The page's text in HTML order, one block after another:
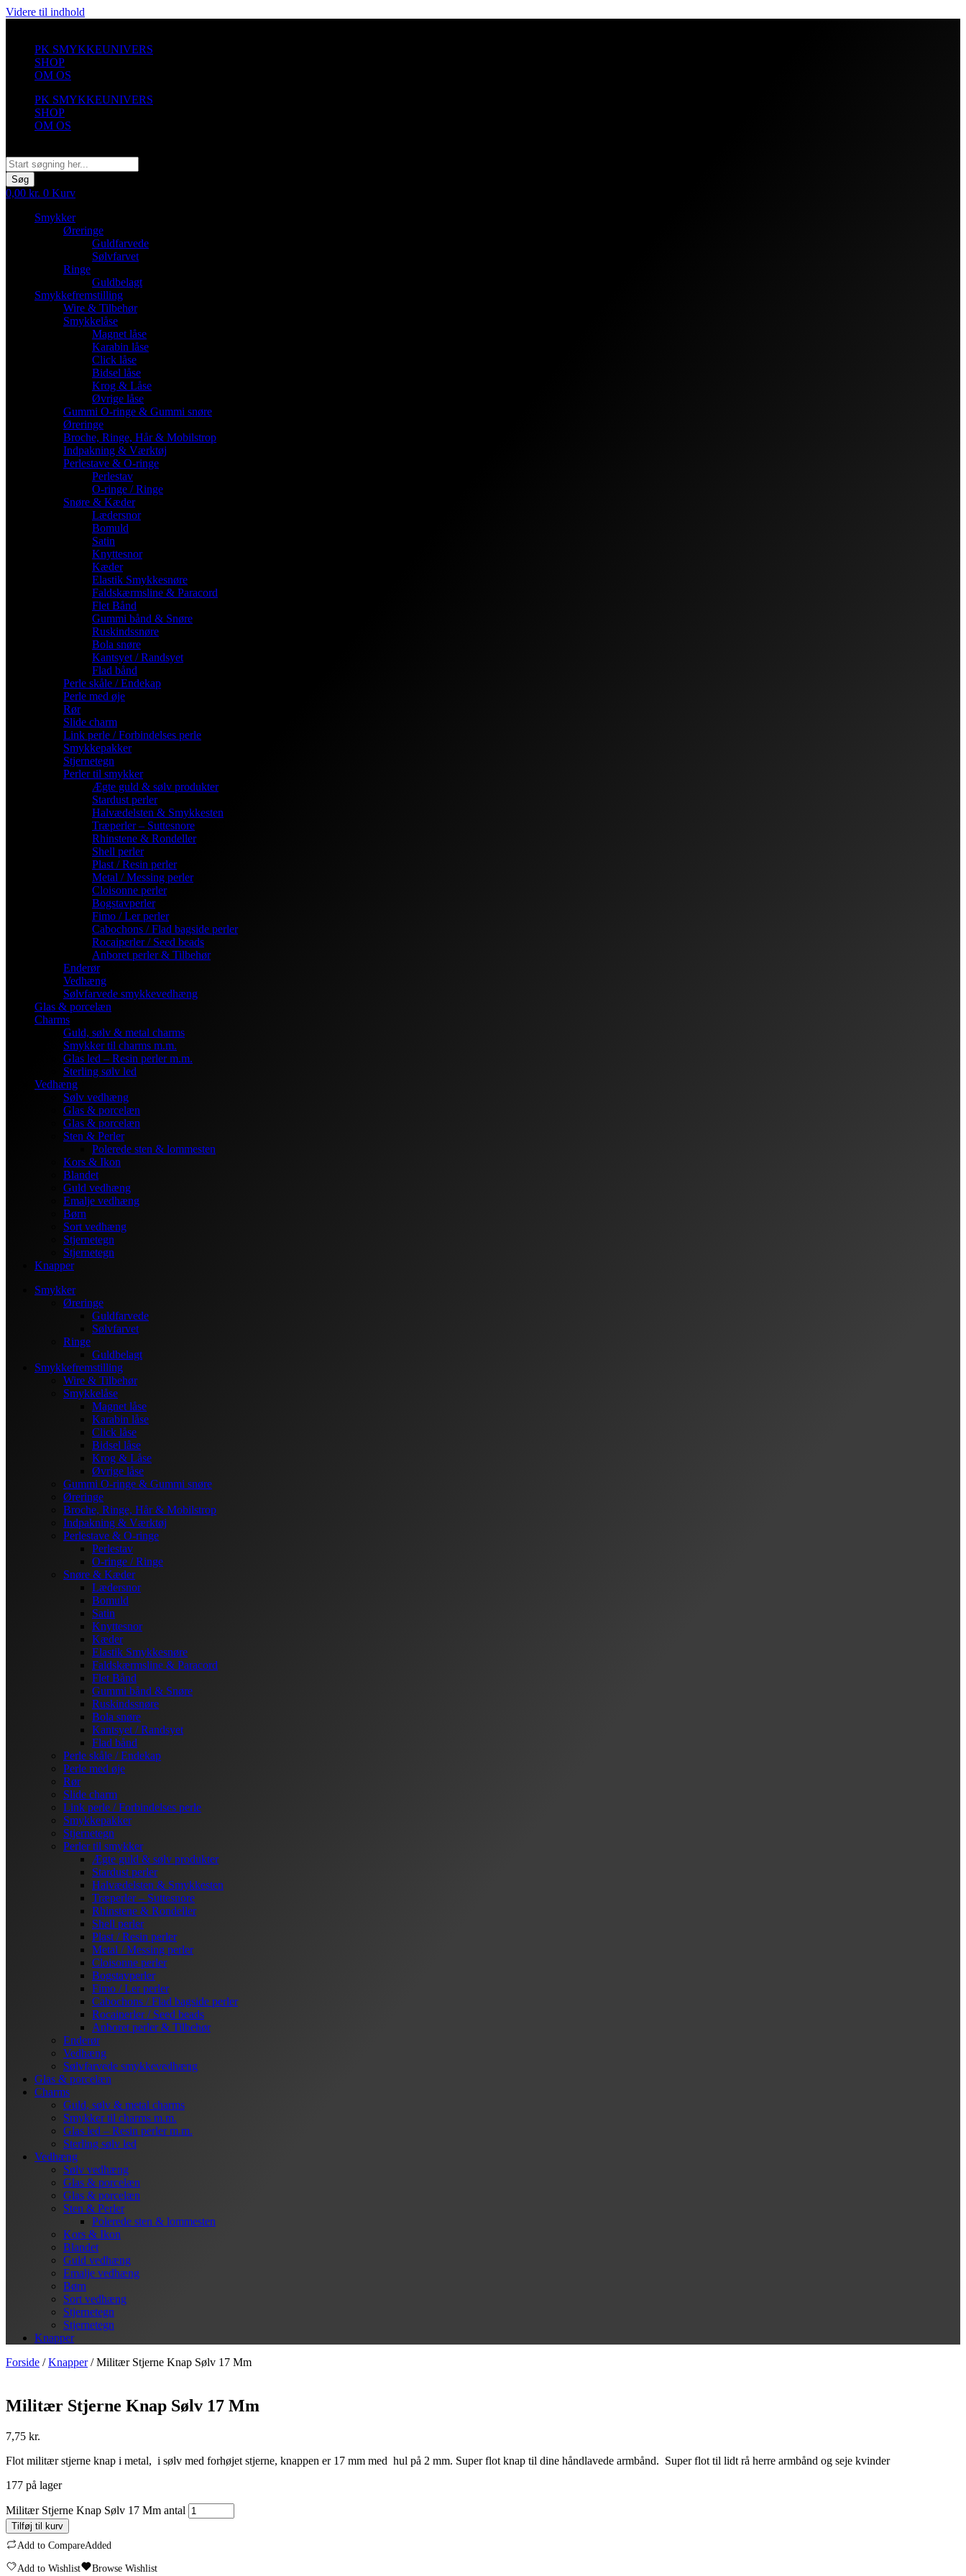
Videre til indhold
PK SMYKKEUNIVERS
SHOP
OM OS
PK SMYKKEUNIVERS
SHOP
OM OS
Søg
0,00 kr. 0 Kurv
Smykker
Øreringe
Guldfarvede
Sølvfarvet
Ringe
Guldbelagt
Smykkefremstilling
Wire & Tilbehør
Smykkelåse
Magnet låse
Karabin låse
Click låse
Bidsel låse
Krog & Låse
Øvrige låse
Gummi O-ringe & Gummi snøre
Øreringe
Broche, Ringe, Hår & Mobilstrop
Indpakning & Værktøj
Perlestave & O-ringe
Perlestav
O-ringe / Ringe
Snøre & Kæder
Lædersnor
Bomuld
Satin
Knyttesnor
Kæder
Elastik Smykkesnøre
Faldskærmsline & Paracord
Flet Bånd
Gummi bånd & Snøre
Ruskindssnøre
Bola snøre
Kantsyet / Randsyet
Flad bånd
Perle skåle / Endekap
Perle med øje
Rør
Slide charm
Link perle / Forbindelses perle
Smykkepakker
Stjernetegn
Perler til smykker
Ægte guld & sølv produkter
Stardust perler
Halvædelsten & Smykkesten
Træperler – Suttesnore
Rhinstene & Rondeller
Shell perler
Plast / Resin perler
Metal / Messing perler
Cloisonne perler
Bogstavperler
Fimo / Ler perler
Cabochons / Flad bagside perler
Rocaiperler / Seed beads
Anboret perler & Tilbehør
Enderør
Vedhæng
Sølvfarvede smykkevedhæng
Glas & porcelæn
Charms
Guld, sølv & metal charms
Smykker til charms m.m.
Glas led – Resin perler m.m.
Sterling sølv led
Vedhæng
Sølv vedhæng
Glas & porcelæn
Glas & porcelæn
Sten & Perler
Polerede sten & lommesten
Kors & Ikon
Blandet
Guld vedhæng
Emalje vedhæng
Børn
Sort vedhæng
Stjernetegn
Stjernetegn
Knapper
Smykker
Øreringe
Guldfarvede
Sølvfarvet
Ringe
Guldbelagt
Smykkefremstilling
Wire & Tilbehør
Smykkelåse
Magnet låse
Karabin låse
Click låse
Bidsel låse
Krog & Låse
Øvrige låse
Gummi O-ringe & Gummi snøre
Øreringe
Broche, Ringe, Hår & Mobilstrop
Indpakning & Værktøj
Perlestave & O-ringe
Perlestav
O-ringe / Ringe
Snøre & Kæder
Lædersnor
Bomuld
Satin
Knyttesnor
Kæder
Elastik Smykkesnøre
Faldskærmsline & Paracord
Flet Bånd
Gummi bånd & Snøre
Ruskindssnøre
Bola snøre
Kantsyet / Randsyet
Flad bånd
Perle skåle / Endekap
Perle med øje
Rør
Slide charm
Link perle / Forbindelses perle
Smykkepakker
Stjernetegn
Perler til smykker
Ægte guld & sølv produkter
Stardust perler
Halvædelsten & Smykkesten
Træperler – Suttesnore
Rhinstene & Rondeller
Shell perler
Plast / Resin perler
Metal / Messing perler
Cloisonne perler
Bogstavperler
Fimo / Ler perler
Cabochons / Flad bagside perler
Rocaiperler / Seed beads
Anboret perler & Tilbehør
Enderør
Vedhæng
Sølvfarvede smykkevedhæng
Glas & porcelæn
Charms
Guld, sølv & metal charms
Smykker til charms m.m.
Glas led – Resin perler m.m.
Sterling sølv led
Vedhæng
Sølv vedhæng
Glas & porcelæn
Glas & porcelæn
Sten & Perler
Polerede sten & lommesten
Kors & Ikon
Blandet
Guld vedhæng
Emalje vedhæng
Børn
Sort vedhæng
Stjernetegn
Stjernetegn
Knapper
Forside /Knapper/ Militær Stjerne Knap Sølv 17 Mm
Militær Stjerne Knap Sølv 17 Mm
7,75 kr.
Flot militær stjerne knap i metal, i sølv med forhøjet stjerne, knappen er 17 mm med hul på 2 mm. Super flot knap til dine håndlavede armbånd. Super flot til lidt rå herre armbånd og seje kvinder
177 på lager
Militær Stjerne Knap Sølv 17 Mm antal
Tilføj til kurv
Add to CompareAdded
Add to Wishlist Browse Wishlist